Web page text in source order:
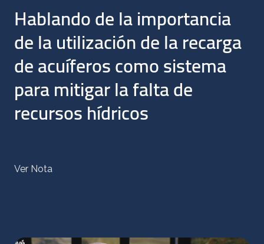
Hablando de la importancia
de la utilización de la recarga
de acuíferos como sistema
para mitigar la falta de
recursos hídricos
Ver Nota